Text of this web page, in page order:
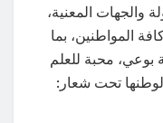
والجهات المعنية،
المواطنين، بما
بوعي، محبة للعلم
تحت شعار: